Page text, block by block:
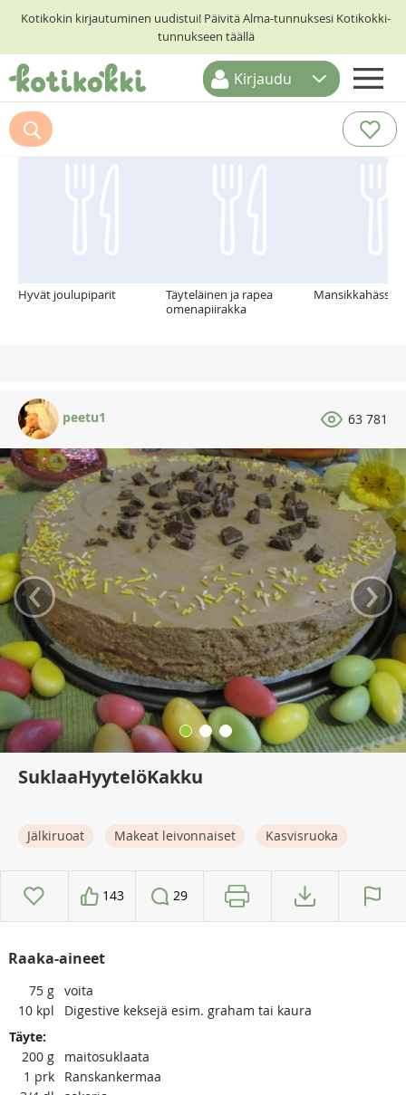
Kotikokin kirjautuminen uudistui! Päivitä Alma-tunnuksesi Kotikokki-
tunnukseen täällä
ETUSIVU
RESEPTIHAKU
Kirjaudu
Suosittelemme myös
Hyvät joulupiparit
Täyteläinen ja rapea
omenapiirakka
peetu1 63 781
‹ ›
SuklaaHyytelöKakku
Jälkiruoat Makeat leivonnaiset Kasvisruoka
143 29
Raaka-aineet
75 g voita
10 kpl
Digestive keksejä esim. graham tai kaura
Täyte:
200 g
maitosuklaata
1 prk
Ranskankermaa